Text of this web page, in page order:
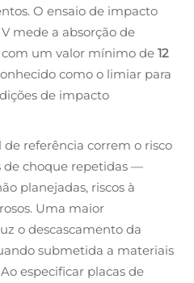
O ensaio de impacto
mede a absorção de
um valor mínimo de 12
como o limiar para
de impacto
de referência correm o risco
de choque repetidas —
planejadas, riscos à
Uma maior
o descascamento da
submetida a materiais
especificar placas de